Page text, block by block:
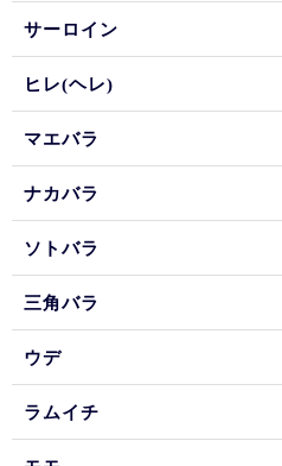
サーロイン
ヒレ(ヘレ)
マエバラ
ナカバラ
ソトバラ
三角バラ
ウデ
ラムイチ